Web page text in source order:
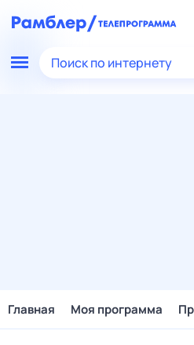
Поиск по интернету
Главная Моя программа